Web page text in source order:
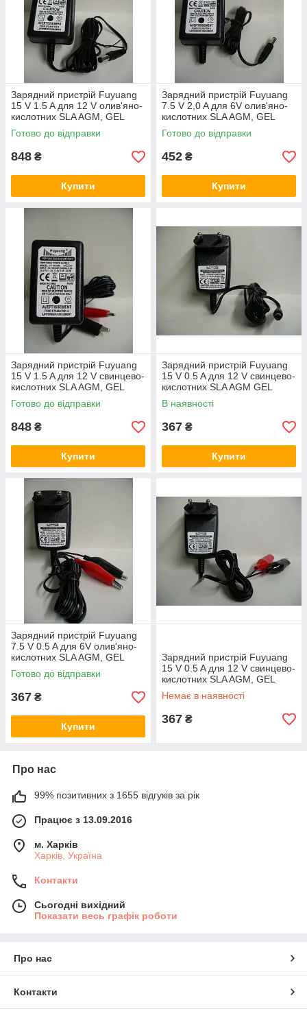
Зарядний пристрій Fuyuang
15 V 1.5 A для 12 V олив'яно-
кислотних SLA AGM, GEL
акумуляторів роз'єм: 5,5 х 2,5
м
Готово до відправки
848 ₴
Купити
Зарядний пристрій Fuyuang
7.5 V 2,0 A для 6V олив'яно-
кислотних SLA AGM, GEL
акумуляторів
Готово до відправки
452 ₴
Купити
Зарядний пристрій Fuyuang
15 V 1.5 A для 12 V свинцево-
кислотних SLA AGM, GEL
акумуляторів
Готово до відправки
848 ₴
Купити
Зарядний пристрій Fuyuang
15 V 0.5 A для 12 V свинцево-
кислотних SLA AGM GEL
акумуляторів
В наявності
367 ₴
Купити
Зарядний пристрій Fuyuang
7.5 V 0.5 A для 6V олив'яно-
кислотних SLA AGM, GEL
акумуляторів
Готово до відправки
367 ₴
Купити
Зарядний пристрій Fuyuang
15 V 0.5 A для 12 V свинцево-
кислотних SLA AGM, GEL
акумуляторів
Немає в наявності
367 ₴
Про нас
99% позитивних з 1655 відгуків за рік
Працює з 13.09.2016
м. Харків
Харків, Україна
Контакти
Сьогодні вихідний
Показати весь графік роботи
Про нас
Контакти